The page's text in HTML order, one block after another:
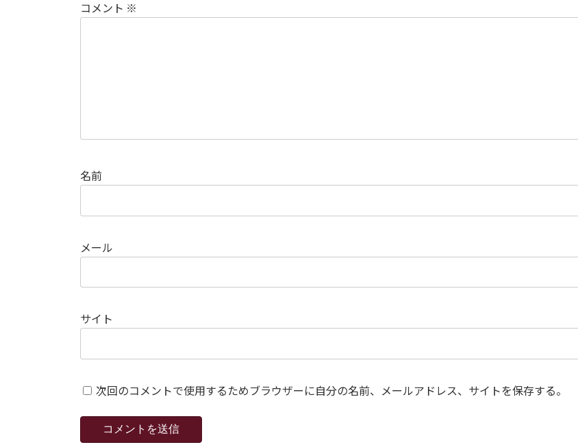
コメント ※
名前
メール
サイト
次回のコメントで使用するためブラウザーに自分の名前、メールアドレス、サイトを保存する。